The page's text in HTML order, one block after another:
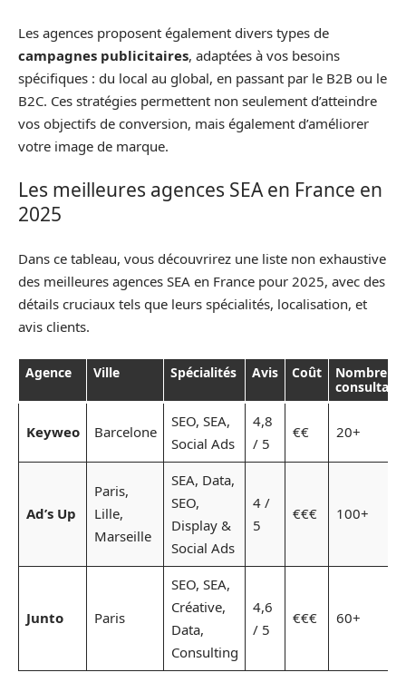
Les agences proposent également divers types de
campagnes publicitaires, adaptées à vos besoins
spécifiques : du local au global, en passant par le B2B ou le
B2C. Ces stratégies permettent non seulement d’atteindre
vos objectifs de conversion, mais également d’améliorer
votre image de marque.
Les meilleures agences SEA en France en
2025
Dans ce tableau, vous découvrirez une liste non exhaustive
des meilleures agences SEA en France pour 2025, avec des
détails cruciaux tels que leurs spécialités, localisation, et
avis clients.
Agence Ville Spécialités Avis Coût
Nombre de
Keyweo Barcelone
SEO, SEA,
Social Ads
4,8
/ 5
€€ 20+
Ad’s Up
Paris,
Lille,
Marseille
SEA, Data,
SEO,
Display &
Social Ads
4 /
5
€€€ 100+
Junto Paris
SEO, SEA,
Créative,
Data,
Consulting
4,6
/ 5
€€€ 60+